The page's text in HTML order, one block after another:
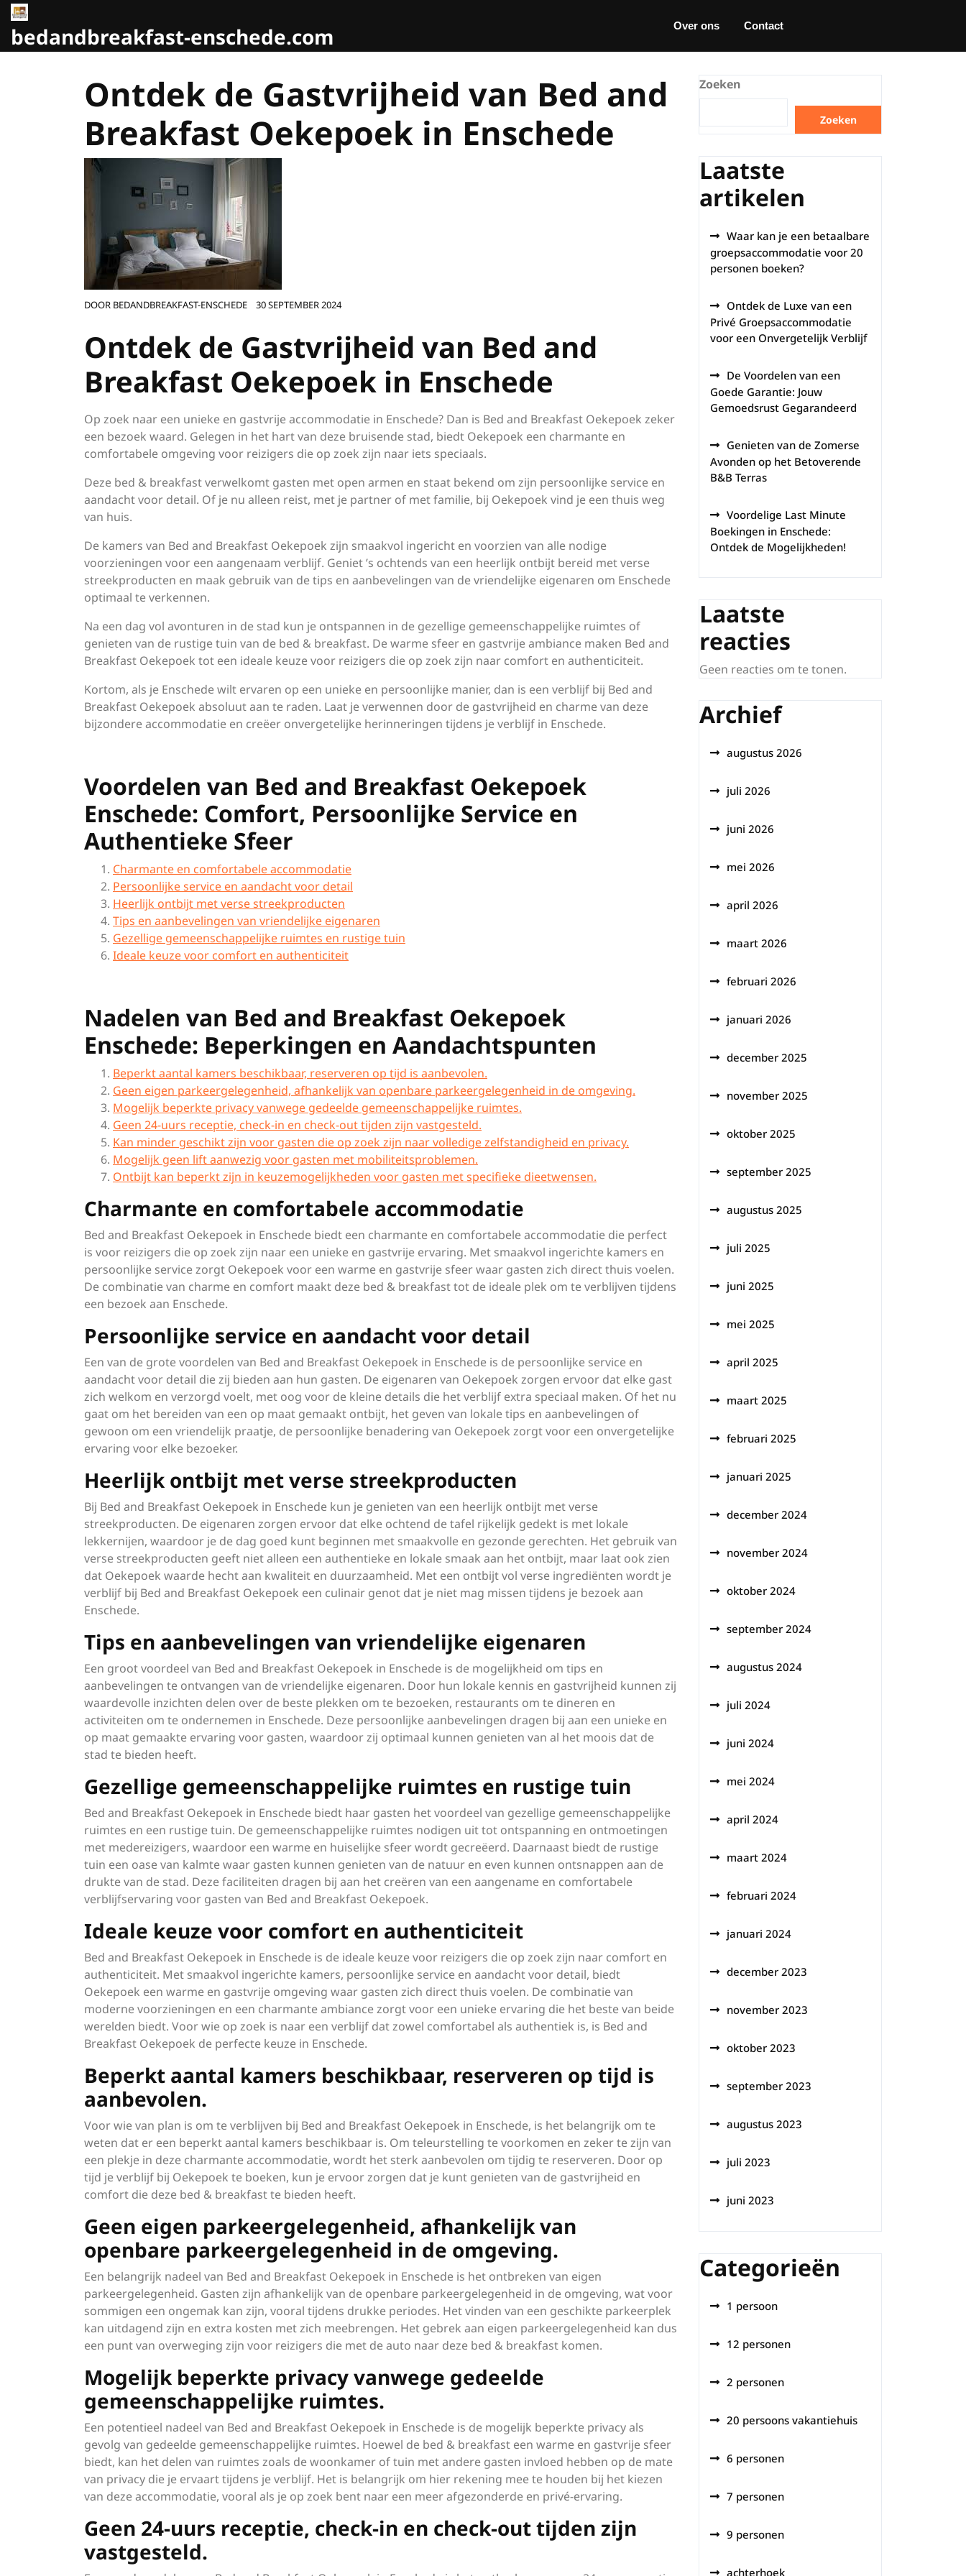
Naar
de
inhoud
bedandbreakfast-enschede.com Over ons Contact
Ontdek de Gastvrijheid van Bed and
Breakfast Oekepoek in Enschede
DOOR BEDANDBREAKFAST-ENSCHEDE 30 SEPTEMBER 2024
Ontdek de Gastvrijheid van Bed and
Breakfast Oekepoek in Enschede
Op zoek naar een unieke en gastvrije accommodatie in Enschede? Dan is Bed and Breakfast Oekepoek zeker
een bezoek waard. Gelegen in het hart van deze bruisende stad, biedt Oekepoek een charmante en
comfortabele omgeving voor reizigers die op zoek zijn naar iets speciaals.
Deze bed & breakfast verwelkomt gasten met open armen en staat bekend om zijn persoonlijke service en
aandacht voor detail. Of je nu alleen reist, met je partner of met familie, bij Oekepoek vind je een thuis weg
van huis.
De kamers van Bed and Breakfast Oekepoek zijn smaakvol ingericht en voorzien van alle nodige
voorzieningen voor een aangenaam verblijf. Geniet ’s ochtends van een heerlijk ontbijt bereid met verse
streekproducten en maak gebruik van de tips en aanbevelingen van de vriendelijke eigenaren om Enschede
optimaal te verkennen.
Na een dag vol avonturen in de stad kun je ontspannen in de gezellige gemeenschappelijke ruimtes of
genieten van de rustige tuin van de bed & breakfast. De warme sfeer en gastvrije ambiance maken Bed and
Breakfast Oekepoek tot een ideale keuze voor reizigers die op zoek zijn naar comfort en authenticiteit.
Kortom, als je Enschede wilt ervaren op een unieke en persoonlijke manier, dan is een verblijf bij Bed and
Breakfast Oekepoek absoluut aan te raden. Laat je verwennen door de gastvrijheid en charme van deze
bijzondere accommodatie en creëer onvergetelijke herinneringen tijdens je verblijf in Enschede.
Voordelen van Bed and Breakfast Oekepoek
Enschede: Comfort, Persoonlijke Service en
Authentieke Sfeer
Charmante en comfortabele accommodatie
Persoonlijke service en aandacht voor detail
Heerlijk ontbijt met verse streekproducten
Tips en aanbevelingen van vriendelijke eigenaren
Gezellige gemeenschappelijke ruimtes en rustige tuin
Ideale keuze voor comfort en authenticiteit
Nadelen van Bed and Breakfast Oekepoek
Enschede: Beperkingen en Aandachtspunten
Beperkt aantal kamers beschikbaar, reserveren op tijd is aanbevolen.
Geen eigen parkeergelegenheid, afhankelijk van openbare parkeergelegenheid in de omgeving.
Mogelijk beperkte privacy vanwege gedeelde gemeenschappelijke ruimtes.
Geen 24-uurs receptie, check-in en check-out tijden zijn vastgesteld.
Kan minder geschikt zijn voor gasten die op zoek zijn naar volledige zelfstandigheid en privacy.
Mogelijk geen lift aanwezig voor gasten met mobiliteitsproblemen.
Ontbijt kan beperkt zijn in keuzemogelijkheden voor gasten met specifieke dieetwensen.
Charmante en comfortabele accommodatie
Bed and Breakfast Oekepoek in Enschede biedt een charmante en comfortabele accommodatie die perfect
is voor reizigers die op zoek zijn naar een unieke en gastvrije ervaring. Met smaakvol ingerichte kamers en
persoonlijke service zorgt Oekepoek voor een warme en gastvrije sfeer waar gasten zich direct thuis voelen.
De combinatie van charme en comfort maakt deze bed & breakfast tot de ideale plek om te verblijven tijdens
een bezoek aan Enschede.
Persoonlijke service en aandacht voor detail
Een van de grote voordelen van Bed and Breakfast Oekepoek in Enschede is de persoonlijke service en
aandacht voor detail die zij bieden aan hun gasten. De eigenaren van Oekepoek zorgen ervoor dat elke gast
zich welkom en verzorgd voelt, met oog voor de kleine details die het verblijf extra speciaal maken. Of het nu
gaat om het bereiden van een op maat gemaakt ontbijt, het geven van lokale tips en aanbevelingen of
gewoon om een vriendelijk praatje, de persoonlijke benadering van Oekepoek zorgt voor een onvergetelijke
ervaring voor elke bezoeker.
Heerlijk ontbijt met verse streekproducten
Bij Bed and Breakfast Oekepoek in Enschede kun je genieten van een heerlijk ontbijt met verse
streekproducten. De eigenaren zorgen ervoor dat elke ochtend de tafel rijkelijk gedekt is met lokale
lekkernijen, waardoor je de dag goed kunt beginnen met smaakvolle en gezonde gerechten. Het gebruik van
verse streekproducten geeft niet alleen een authentieke en lokale smaak aan het ontbijt, maar laat ook zien
dat Oekepoek waarde hecht aan kwaliteit en duurzaamheid. Met een ontbijt vol verse ingrediënten wordt je
verblijf bij Bed and Breakfast Oekepoek een culinair genot dat je niet mag missen tijdens je bezoek aan
Enschede.
Tips en aanbevelingen van vriendelijke eigenaren
Een groot voordeel van Bed and Breakfast Oekepoek in Enschede is de mogelijkheid om tips en
aanbevelingen te ontvangen van de vriendelijke eigenaren. Door hun lokale kennis en gastvrijheid kunnen zij
waardevolle inzichten delen over de beste plekken om te bezoeken, restaurants om te dineren en
activiteiten om te ondernemen in Enschede. Deze persoonlijke aanbevelingen dragen bij aan een unieke en
op maat gemaakte ervaring voor gasten, waardoor zij optimaal kunnen genieten van al het moois dat de
stad te bieden heeft.
Gezellige gemeenschappelijke ruimtes en rustige tuin
Bed and Breakfast Oekepoek in Enschede biedt haar gasten het voordeel van gezellige gemeenschappelijke
ruimtes en een rustige tuin. De gemeenschappelijke ruimtes nodigen uit tot ontspanning en ontmoetingen
met medereizigers, waardoor een warme en huiselijke sfeer wordt gecreëerd. Daarnaast biedt de rustige
tuin een oase van kalmte waar gasten kunnen genieten van de natuur en even kunnen ontsnappen aan de
drukte van de stad. Deze faciliteiten dragen bij aan het creëren van een aangename en comfortabele
verblijfservaring voor gasten van Bed and Breakfast Oekepoek.
Ideale keuze voor comfort en authenticiteit
Bed and Breakfast Oekepoek in Enschede is de ideale keuze voor reizigers die op zoek zijn naar comfort en
authenticiteit. Met smaakvol ingerichte kamers, persoonlijke service en aandacht voor detail, biedt
Oekepoek een warme en gastvrije omgeving waar gasten zich direct thuis voelen. De combinatie van
moderne voorzieningen en een charmante ambiance zorgt voor een unieke ervaring die het beste van beide
werelden biedt. Voor wie op zoek is naar een verblijf dat zowel comfortabel als authentiek is, is Bed and
Breakfast Oekepoek de perfecte keuze in Enschede.
Beperkt aantal kamers beschikbaar, reserveren op tijd is
aanbevolen.
Voor wie van plan is om te verblijven bij Bed and Breakfast Oekepoek in Enschede, is het belangrijk om te
weten dat er een beperkt aantal kamers beschikbaar is. Om teleurstelling te voorkomen en zeker te zijn van
een plekje in deze charmante accommodatie, wordt het sterk aanbevolen om tijdig te reserveren. Door op
tijd je verblijf bij Oekepoek te boeken, kun je ervoor zorgen dat je kunt genieten van de gastvrijheid en
comfort die deze bed & breakfast te bieden heeft.
Geen eigen parkeergelegenheid, afhankelijk van
openbare parkeergelegenheid in de omgeving.
Een belangrijk nadeel van Bed and Breakfast Oekepoek in Enschede is het ontbreken van eigen
parkeergelegenheid. Gasten zijn afhankelijk van de openbare parkeergelegenheid in de omgeving, wat voor
sommigen een ongemak kan zijn, vooral tijdens drukke periodes. Het vinden van een geschikte parkeerplek
kan uitdagend zijn en extra kosten met zich meebrengen. Het gebrek aan eigen parkeergelegenheid kan dus
een punt van overweging zijn voor reizigers die met de auto naar deze bed & breakfast komen.
Mogelijk beperkte privacy vanwege gedeelde
gemeenschappelijke ruimtes.
Een potentieel nadeel van Bed and Breakfast Oekepoek in Enschede is de mogelijk beperkte privacy als
gevolg van gedeelde gemeenschappelijke ruimtes. Hoewel de bed & breakfast een warme en gastvrije sfeer
biedt, kan het delen van ruimtes zoals de woonkamer of tuin met andere gasten invloed hebben op de mate
van privacy die je ervaart tijdens je verblijf. Het is belangrijk om hier rekening mee te houden bij het kiezen
van deze accommodatie, vooral als je op zoek bent naar een meer afgezonderde en privé-ervaring.
Geen 24-uurs receptie, check-in en check-out tijden zijn
vastgesteld.
Zoeken
Zoeken
Laatste
artikelen
Waar kan je een betaalbare
groepsaccommodatie voor 20
personen boeken?
Ontdek de Luxe van een
Privé Groepsaccommodatie
voor een Onvergetelijk Verblijf
De Voordelen van een
Goede Garantie: Jouw
Gemoedsrust Gegarandeerd
Genieten van de Zomerse
Avonden op het Betoverende
B&B Terras
Voordelige Last Minute
Boekingen in Enschede:
Ontdek de Mogelijkheden!
Laatste
reacties
Geen reacties om te tonen.
Archief
augustus 2026
juli 2026
juni 2026
mei 2026
april 2026
maart 2026
februari 2026
januari 2026
december 2025
november 2025
oktober 2025
september 2025
augustus 2025
juli 2025
juni 2025
mei 2025
april 2025
maart 2025
februari 2025
januari 2025
december 2024
november 2024
oktober 2024
september 2024
augustus 2024
juli 2024
juni 2024
mei 2024
april 2024
maart 2024
februari 2024
januari 2024
december 2023
november 2023
oktober 2023
september 2023
augustus 2023
juli 2023
juni 2023
Categorieën
1 persoon
12 personen
2 personen
20 persoons vakantiehuis
6 personen
7 personen
9 personen
achterhoek